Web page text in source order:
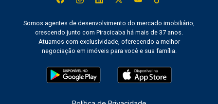
Somos agentes de desenvolvimento do mercado imobiliário,
crescendo junto com Piracicaba há mais de 37 anos.
Atuamos com exclusividade, oferecendo a melhor
negociação em imóveis para você e sua família.